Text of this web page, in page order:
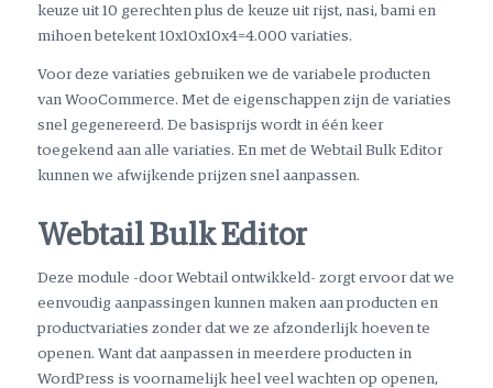
keuze uit 10 gerechten plus de keuze uit rijst, nasi, bami en
mihoen betekent 10x10x10x4=4.000 variaties.
Voor deze variaties gebruiken we de variabele producten
van WooCommerce. Met de eigenschappen zijn de variaties
snel gegenereerd. De basisprijs wordt in één keer
toegekend aan alle variaties. En met de Webtail Bulk Editor
kunnen we afwijkende prijzen snel aanpassen.
Webtail Bulk Editor
Deze module -door Webtail ontwikkeld- zorgt ervoor dat we
eenvoudig aanpassingen kunnen maken aan producten en
productvariaties zonder dat we ze afzonderlijk hoeven te
openen. Want dat aanpassen in meerdere producten in
WordPress is voornamelijk heel veel wachten op openen,